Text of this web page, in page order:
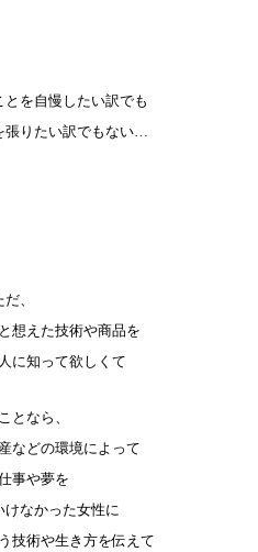
を自慢したい訳でも
張りたい訳でもない…
だ、
想えた技術や商品を
に知って欲しくて
となら、
などの環境によって
事や夢を
けなかった女性に
技術や生き方を伝えて